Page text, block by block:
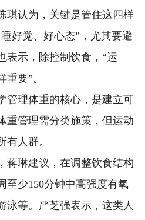
认为，关键是管住这四样
好觉、好心态”，尤其要避
表示，除控制饮食，“运
要”。
理体重的核心，是建立可
重管理需分类施策，但运动
人群。
琳建议，在调整饮食结构
至少150分钟中高强度有氧
泳等。严芝强表示，这类人